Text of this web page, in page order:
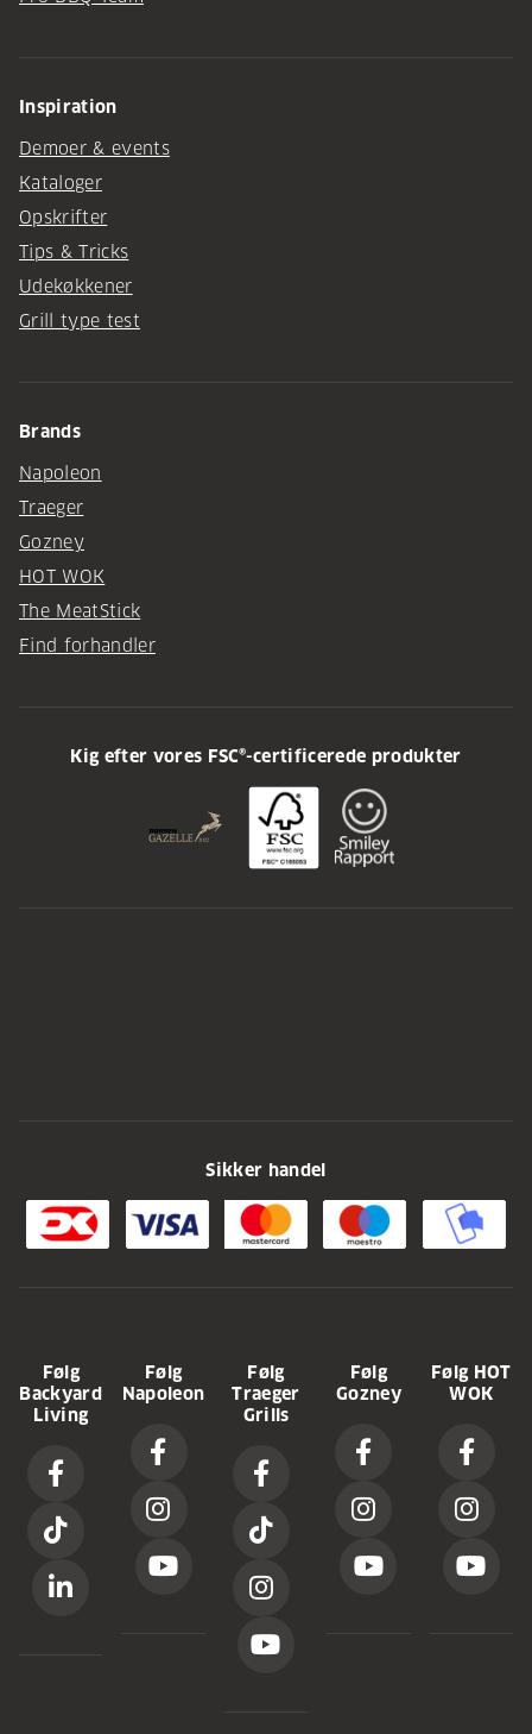
Inspiration
Demoer & events
Kataloger
Opskrifter
Tips & Tricks
Udekøkkener
Grill type test
Brands
Napoleon
Traeger
Gozney
HOT WOK
The MeatStick
Find forhandler
Kig efter vores FSC®-certificerede produkter
Sikker handel
Følg
Backyard
Living
Følg
Napoleon
Følg
Traeger
Grills
Følg
Gozney
Følg HOT
WOK